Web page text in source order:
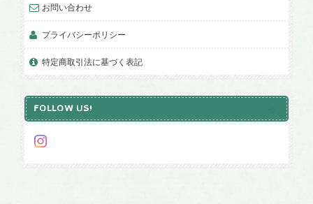
お問い合わせ
プライバシーポリシー
特定商取引法に基づく表記
FOLLOW US!